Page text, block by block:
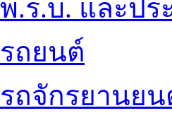
พ.ร.บ. และป
รถยนต์
รถจักรยานยน